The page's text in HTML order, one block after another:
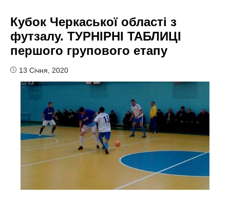
Кубок Черкаської області з
футзалу. ТУРНІРНІ ТАБЛИЦІ
першого групового етапу
13 Січня, 2020